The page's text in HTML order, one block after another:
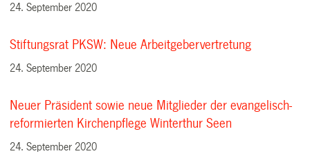
24. September 2020
Stiftungsrat PKSW: Neue Arbeitgebervertretung
24. September 2020
Neuer Präsident sowie neue Mitglieder der evangelisch-
reformierten Kirchenpflege Winterthur Seen
24. September 2020